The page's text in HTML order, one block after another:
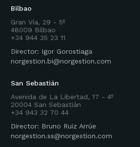
Bilbao
Gran Vía, 29 - 5º
48009 Bilbao
+34 944 35 23 11
Director: Igor Gorostiaga
norgestion.bi@norgestion.com
San Sebastián
Avenida de La Libertad, 17 - 4º
20004 San Sebastián
+34 943 32 70 44
Director: Bruno Ruiz Arrúe
norgestion.ss@norgestion.com